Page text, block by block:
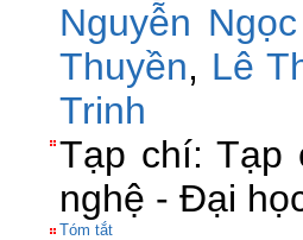
Nguyễn
Thuyền, Lê
Trinh
Tạp chí: Tạp
nghệ - Đại
Tóm tắt